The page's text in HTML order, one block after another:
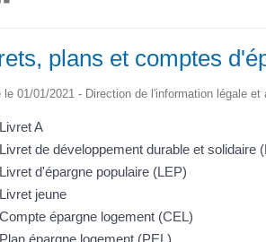
plans et comptes
le 01/01/2021 - Direction de l'information légale
Livret A
Livret de développement durable et solidaire
Livret d'épargne populaire (LEP)
Livret jeune
Compte épargne logement (CEL)
Plan épargne logement (PEL)